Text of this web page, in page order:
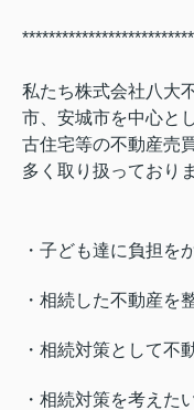
私たち株式会社八大
市、安城市を中心と
古住宅等の不動産売
多く取り扱っており
・子ども達に負担を
・相続した不動産を
・相続対策として不
・相続対策を考えた